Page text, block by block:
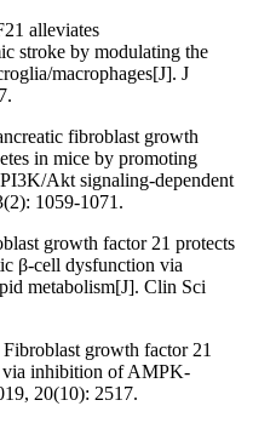
alleviates
stroke by modulating the
macrophages[J]. J
fibroblast growth
in mice by promoting
Akt signaling-dependent
1059-1071.
growth factor 21 protects
β-cell dysfunction via
metabolism[J]. Clin Sci
growth factor 21
via inhibition of AMPK-
20(10): 2517.